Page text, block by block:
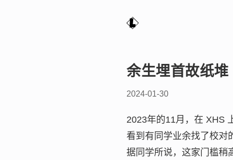
余生埋首故纸堆
2024-01-30
2023年的11月，在 XHS
看到有同学业余找了校对
据同学所说，这家门槛稍